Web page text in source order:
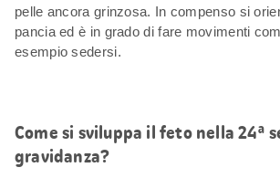
pelle ancora grinzosa. In compenso si
pancia ed è in grado di fare movimenti
esempio sedersi.
Come si sviluppa il feto nella 24ª
gravidanza?